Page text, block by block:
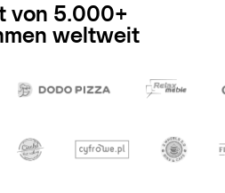
von 5.000+
weltweit